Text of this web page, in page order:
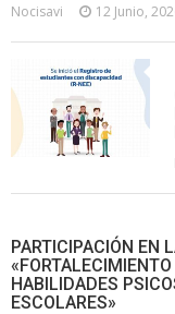
Nocisavi 12 Junio,
PARTICIPACIÓN EN
«FORTALECIMIENTO
HABILIDADES
ESCOLARES»